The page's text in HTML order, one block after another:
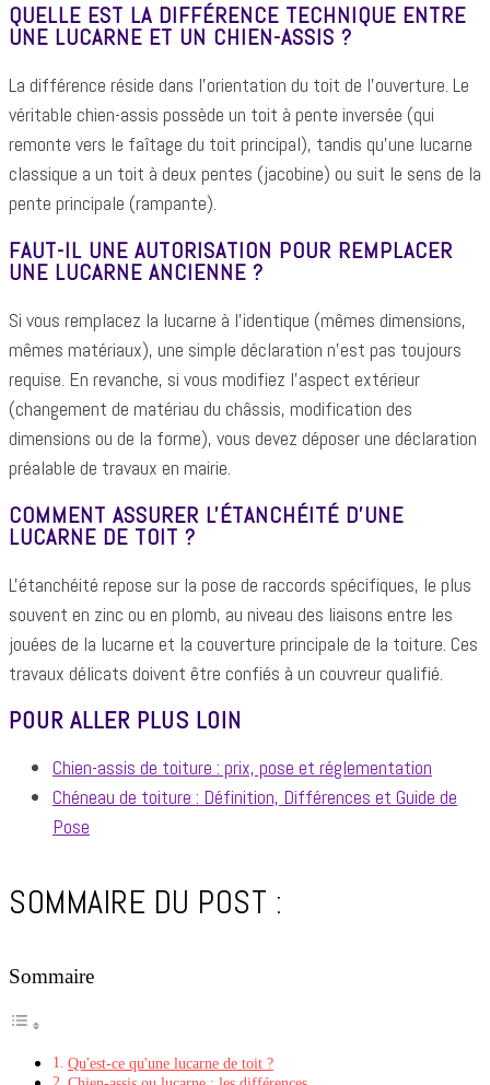
QUELLE EST LA DIFFÉRENCE TECHNIQUE ENTRE
UNE LUCARNE ET UN CHIEN-ASSIS ?
La différence réside dans l'orientation du toit de l'ouverture. Le
véritable chien-assis possède un toit à pente inversée (qui
remonte vers le faîtage du toit principal), tandis qu'une lucarne
classique a un toit à deux pentes (jacobine) ou suit le sens de la
pente principale (rampante).
FAUT-IL UNE AUTORISATION POUR REMPLACER
UNE LUCARNE ANCIENNE ?
Si vous remplacez la lucarne à l'identique (mêmes dimensions,
mêmes matériaux), une simple déclaration n'est pas toujours
requise. En revanche, si vous modifiez l'aspect extérieur
(changement de matériau du châssis, modification des
dimensions ou de la forme), vous devez déposer une déclaration
préalable de travaux en mairie.
COMMENT ASSURER L'ÉTANCHÉITÉ D'UNE
LUCARNE DE TOIT ?
L'étanchéité repose sur la pose de raccords spécifiques, le plus
souvent en zinc ou en plomb, au niveau des liaisons entre les
jouées de la lucarne et la couverture principale de la toiture. Ces
travaux délicats doivent être confiés à un couvreur qualifié.
POUR ALLER PLUS LOIN
Chien-assis de toiture : prix, pose et réglementation
Chéneau de toiture : Définition, Différences et Guide de
Pose
SOMMAIRE DU POST :
Sommaire
Qu'est-ce qu'une lucarne de toit ?